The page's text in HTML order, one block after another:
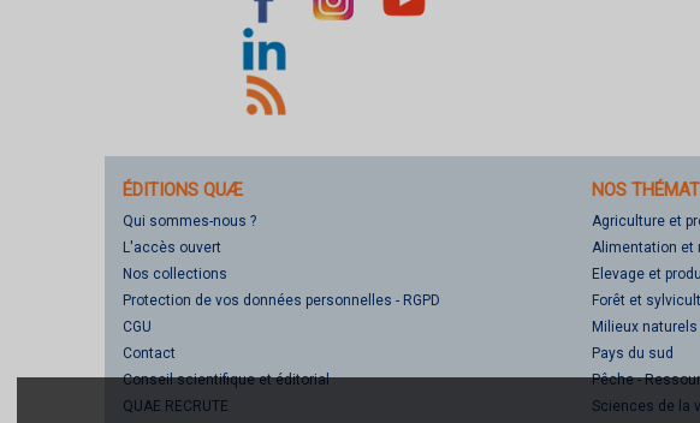
ÉDITIONS QUÆ
Qui sommes-nous ?
L'accès ouvert
Nos collections
Protection de vos données personnelles - RGPD
CGU
Contact
Conseil scientifique et éditorial
QUAE RECRUTE
NOS
Agriculture et
Alimentation et
Elevage et
Forêt et
Milieux
Pays du sud
Pêche -
Sciences de la